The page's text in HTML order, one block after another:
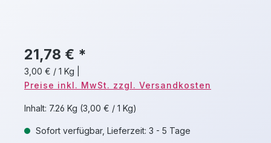
21,78 € *
3,00 € / 1 Kg
Preise inkl. MwSt. zzgl. Versandkosten
Inhalt: 7.26 Kg (3,00 € / 1 Kg)
Sofort verfügbar, Lieferzeit: 3 - 5 Tage